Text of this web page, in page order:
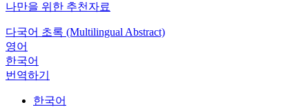
나만을 위한 추천자료
다국어 초록 (Multilingual Abstract)
영어
한국어
번역하기
한국어